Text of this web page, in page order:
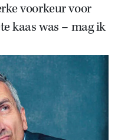
voorkeur voor
kaas was – mag ik